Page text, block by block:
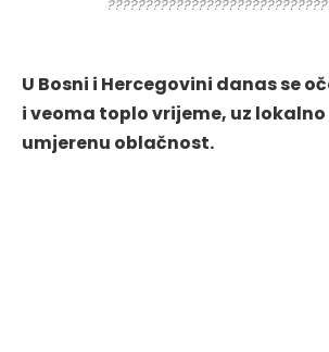
U Bosni i Hercegovini danas se
i veoma toplo vrijeme, uz
umjerenu oblačnost.